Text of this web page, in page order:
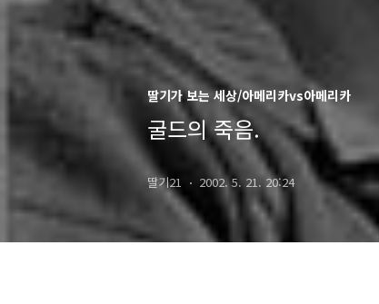
딸기가 보는 세상/아메리카vs아메리카
굴드의 죽음.
딸기21 2002. 5. 21. 20:24